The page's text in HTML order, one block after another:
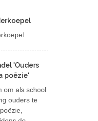
'Ouders
poëzie'
om als school
ouders te